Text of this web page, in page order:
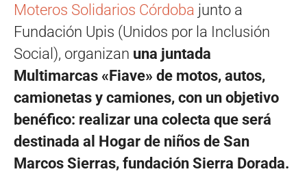
Moteros Solidarios Córdoba junto a
Fundación Upis (Unidos por la Inclusión
Social), organizan una juntada
Multimarcas «Fiave» de motos, autos,
camionetas y camiones, con un objetivo
benéfico: realizar una colecta que será
destinada al Hogar de niños de San
Marcos Sierras, fundación Sierra Dorada.